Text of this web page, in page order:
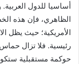
أساسيا للدول
الظاهري، فإن هذه
الأمريكية؛ حيث يظل
رئيسية. فلا تزال
حوكمة مستقبلية